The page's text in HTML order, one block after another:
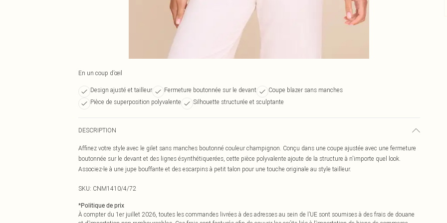
En un coup d’œil
Design ajusté et tailleur Fermeture boutonnée sur le devant
Coupe blazer sans manches
Pièce de superposition polyvalente
Silhouette structurée et sculptante
DESCRIPTION
Affinez votre style avec le gilet sans manches boutonné couleur champignon. Conçu dans une coupe ajustée avec une fermeture
boutonnée sur le devant et des lignes ésynthétiquerées, cette pièce polyvalente ajoute de la structure à n'importe quel look.
Associez-le à une jupe bouffante et des escarpins à petit talon pour une touche originale au style tailleur.
SKU: CNM1410/4/72
*Politique de prix
À compter du 1er juillet 2026, toutes les commandes livrées à des adresses au sein de l’UE sont soumises à des frais de douane